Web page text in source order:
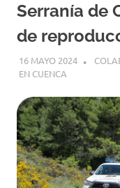
Serranía de
de
16 MAYO 2024
EN CUENCA